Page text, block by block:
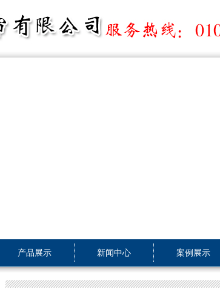
产品展示 新闻中心 案例展示